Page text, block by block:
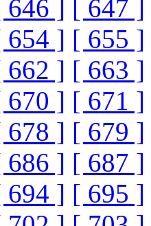
646 ] [ 647 ]
654 ] [ 655 ]
662 ] [ 663 ]
670 ] [ 671 ]
678 ] [ 679 ]
686 ] [ 687 ]
694 ] [ 695 ]